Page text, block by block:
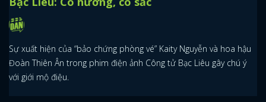
Sự xuất hiện của “bảo chứng phòng vé” Kaity Nguyễn và hoa hậu
Đoàn Thiên Ân trong phim điện ảnh Công tử Bạc Liêu gây chú ý
với giới mộ điệu.